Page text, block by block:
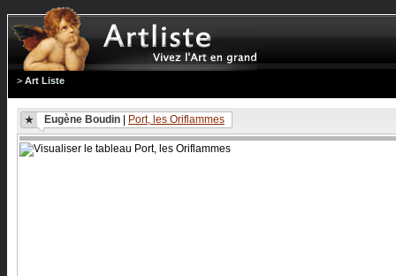
> Art Liste
Eugène Boudin Port, les Oriflammes